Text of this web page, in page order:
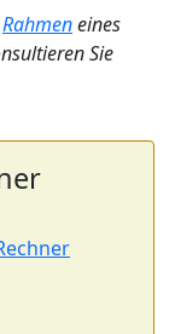
Rahmeneines
Sie